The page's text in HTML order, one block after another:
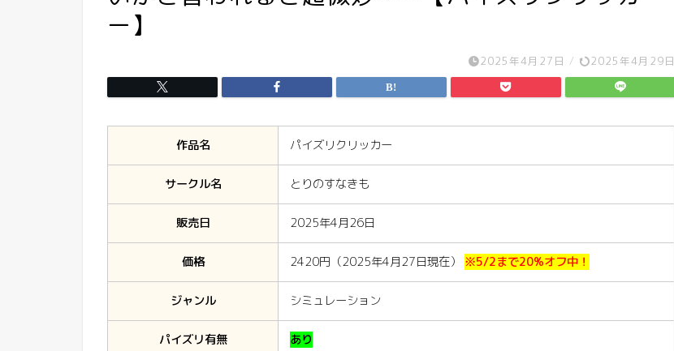
ー】
2025年4月27日 / 2025年4月29日
作品名 パイズリクリッカー
サークル名 とりのすなきも
販売日 2025年4月26日
価格 2420円（2025年4月27日現在） ※5/2まで20%オフ中！
ジャンル シミュレーション
パイズリ有無 あり